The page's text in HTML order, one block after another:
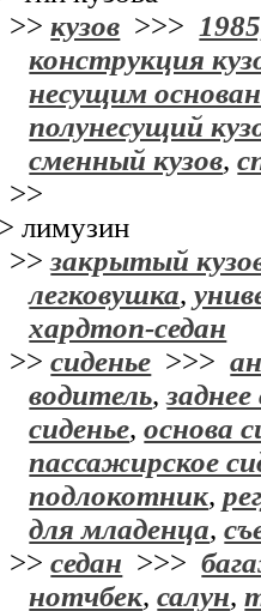
>>кузов >>>
конструкция
несущим
полунесущий
сменный кузов,
>>
> лимузин
>>закрытый
легковушка,
хардтоп-седан
>>сиденье >>>
водитель,заднее
сиденье,основа
пассажирское
подлокотник,
для младенца,
>>седан >>>
нотчбек,салун,